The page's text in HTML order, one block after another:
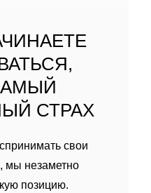
СТРАХ
свои
мы незаметно
позицию.